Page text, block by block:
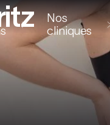
Nos
cliniques